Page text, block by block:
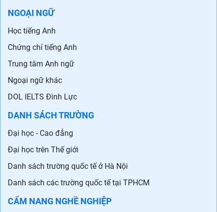
NGOẠI NGỮ
Học tiếng Anh
Chứng chỉ tiếng Anh
Trung tâm Anh ngữ
Ngoại ngữ khác
DOL IELTS Đình Lực
DANH SÁCH TRƯỜNG
Đại học - Cao đẳng
Đại học trên Thế giới
Danh sách trường quốc tế ở Hà Nội
Danh sách các trường quốc tế tại TPHCM
CẨM NANG NGHỀ NGHIỆP